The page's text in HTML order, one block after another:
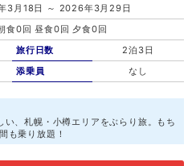
3月18日 ～ 2026年3月29日
食0回 昼食0回 夕食0回
旅行日数
2泊3日
添乗員
なし
、札幌・小樽エリアをぶらり旅。もち
も乗り放題！